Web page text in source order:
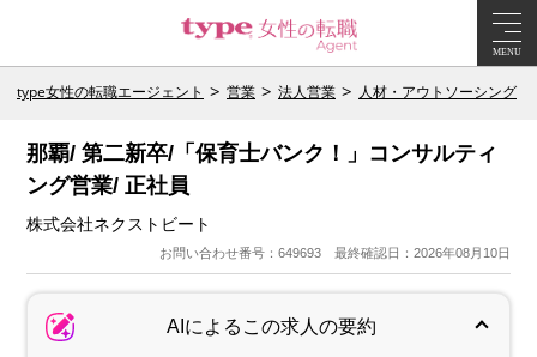
MENU
type女性の転職エージェント 営業 法人営業 人材・アウトソーシング
那覇/ 第二新卒/「保育士バンク！」コンサルティ
ング営業/ 正社員
株式会社ネクストビート
お問い合わせ番号：649693 最終確認日：2026年08月10日
AIによるこの求人の要約